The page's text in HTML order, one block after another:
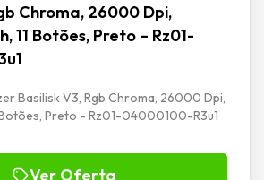
Chroma, 26000 Dpi,
11 Botões, Preto – Rz01-
Basilisk V3, Rgb Chroma, 26000 Dpi,
Preto - Rz01-04000100-R3u1
Ver Oferta